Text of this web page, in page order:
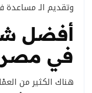
وتقديم الـ مساعدة
أفضل
في مصر
هناك الكثير من